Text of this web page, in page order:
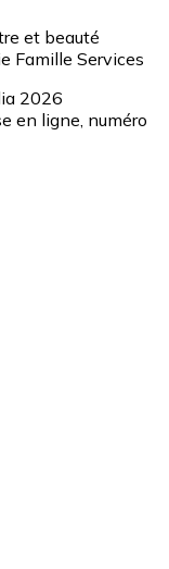
et beauté
Famille Services
2026
en ligne, numéro